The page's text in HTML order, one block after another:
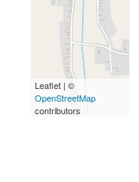
Leaflet | ©
OpenStreetMap
contributors